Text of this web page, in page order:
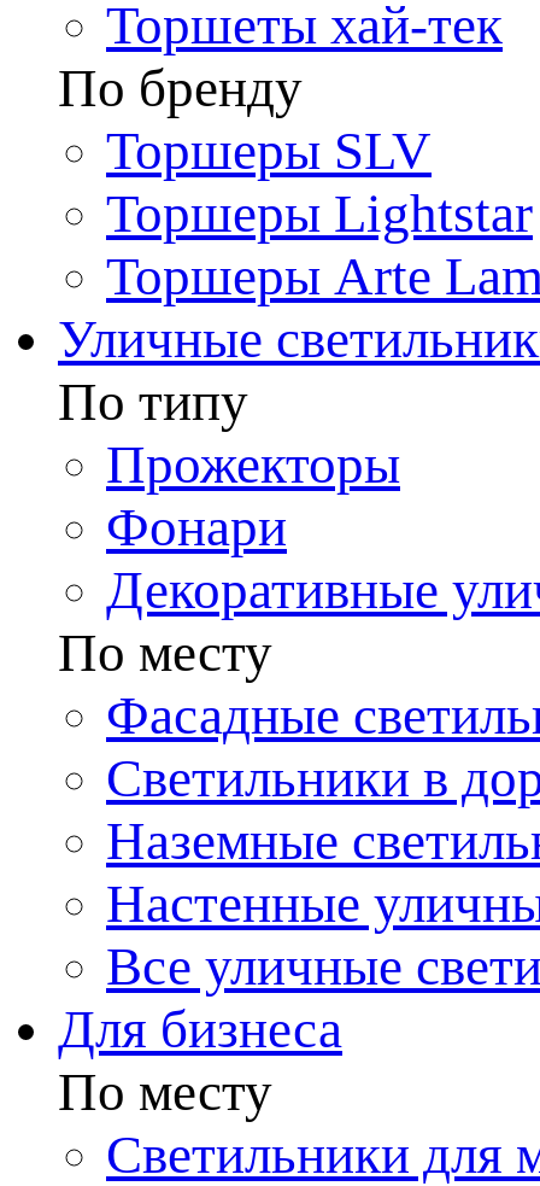
Торшеты хай-тек
По бренду
Торшеры SLV
Торшеры Lightstar
Торшеры Arte
Уличные
По типу
Прожекторы
Фонари
Декоративные
По месту
Фасадные
Светильники в
Наземные
Настенные
Все уличные
Для бизнеса
По месту
Светильники для